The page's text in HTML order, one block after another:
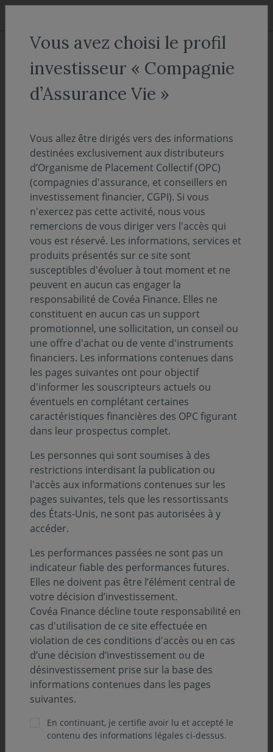
Aller au menu
Aller au contenu
ACCUEIL Actualités Vie des fonds
Lettre aux porteurs - Covéa
VIE DES FONDS 18 avril 2024
Temps de lecture :
Dans le cadre d’une optimisation de la
gamme des OPC de Covéa Finance, la Société
de gestion a décidé de fusionner votre FCP
Covéa Multi Haut Rendement dans la SICAV
Covéa Oblig Inter. Ainsi, l’action C
(FR0000939936) absorbera la part
(FR0010399790) du Fonds.
En vue de la réalisation de l’opération de fusion, il est
prévu que la SICAVCovéa Oblig Interprocède à
l’émission d’actions C (FR0000939936), qui seront
attribuées aux porteurs du Fonds en échange de ses
parts (FR0010399790).
Nous attirons votre attention sur le fait que la forme
juridique deCovéa Multi Haut Rendement (FCP) n’est
pas la même que celle de Covéa Oblig Inter(SICAV). Le
FCP étant une copropriété de valeurs mobilières, aucun
droit de vote n’est attaché aux parts détenues. Les
de gestion dans l’intérêt des porteurs de parts. Au
contraire, à chaque action de la SICAV absorbante
correspond un droit de vote aux assemblées générales.
Quand cette opération interviendra-
t-elle ?
Cette opération a reçu l’agrément de l’Autorité des
vigueur le 31/05/2024 sur la base des valeurs
Vous avez choisi le profil
investisseur « Compagnie
d’Assurance Vie »
Vous allez être dirigés vers des informations
destinées exclusivement aux distributeurs
d’Organisme de Placement Collectif (OPC)
(compagnies d'assurance, et conseillers en
investissement financier, CGPI). Si vous
n'exercez pas cette activité, nous vous
remercions de vous diriger vers l'accès qui
vous est réservé. Les informations, services et
produits présentés sur ce site sont
susceptibles d'évoluer à tout moment et ne
peuvent en aucun cas engager la
responsabilité de Covéa Finance. Elles ne
constituent en aucun cas un support
promotionnel, une sollicitation, un conseil ou
une offre d'achat ou de vente d'instruments
financiers. Les informations contenues dans
les pages suivantes ont pour objectif
d'informer les souscripteurs actuels ou
éventuels en complétant certaines
caractéristiques financières des OPC figurant
dans leur prospectus complet.
Les personnes qui sont soumises à des
restrictions interdisant la publication ou
l'accès aux informations contenues sur les
pages suivantes, tels que les ressortissants
des États-Unis, ne sont pas autorisées à y
accéder.
Les performances passées ne sont pas un
indicateur fiable des performances futures.
Elles ne doivent pas être l’élément central de
votre décision d’investissement.
Covéa Finance décline toute responsabilité en
cas d'utilisation de ce site effectuée en
violation de ces conditions d'accès ou en cas
d’une décision d’investissement ou de
désinvestissement prise sur la base des
informations contenues dans les pages
suivantes.
En continuant, je certifie avoir lu et accepté le
contenu des informations légales ci-dessus.